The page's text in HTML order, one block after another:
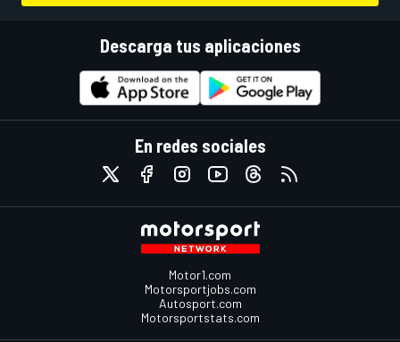
Descarga tus aplicaciones
En redes sociales
Motor1.com
Motorsportjobs.com
Autosport.com
Motorsportstats.com